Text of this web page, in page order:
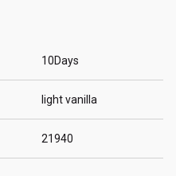
10Days
light vanilla
21940